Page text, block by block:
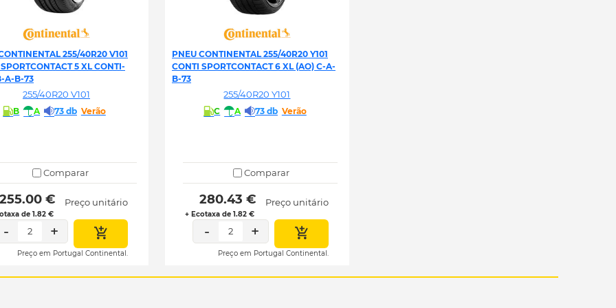
255/40R20 V101
5 XL CONTI-
A-B-73
255/40R20 V101
B A 73 db Verão
Comparar
255.00 €
de 1.82 €
Preço unitário
- 2 +
Preço em Portugal Continental.
PNEU CONTINENTAL 255/40R20 Y101
CONTI SPORTCONTACT 6 XL (AO) C-A-
B-73
255/40R20 Y101
C A 73 db Verão
Comparar
280.43 €
+ Ecotaxa de 1.82 €
Preço unitário
- 2 +
Preço em Portugal Continental.